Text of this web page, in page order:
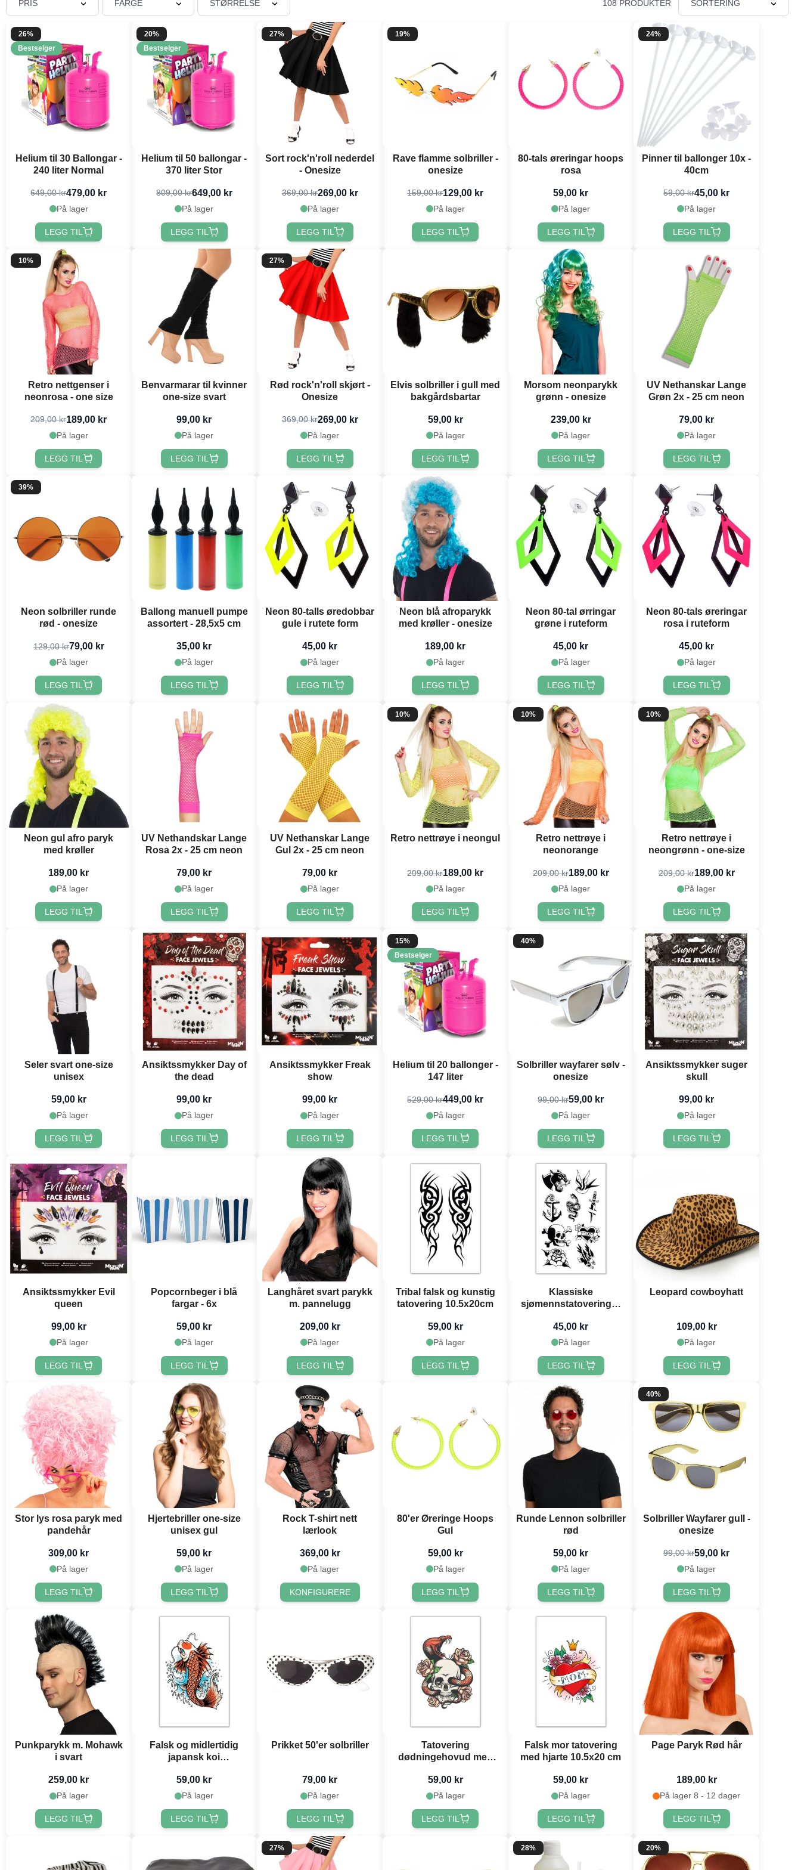
PRIS FARGE STØRRELSE 108 PRODUKTER SORTERING
26%
Bestselger
Helium til 30 Ballongar -
240 liter Normal
649,00 kr479,00 kr
På lager
LEGG TIL
20%
Bestselger
Helium til 50 ballongar -
370 liter Stor
809,00 kr649,00 kr
På lager
LEGG TIL
27%
Sort rock'n'roll nederdel
- Onesize
369,00 kr269,00 kr
På lager
LEGG TIL
19%
Rave flamme solbriller -
onesize
159,00 kr129,00 kr
På lager
LEGG TIL
80-tals øreringar hoops
rosa
59,00 kr
På lager
LEGG TIL
24%
Pinner til ballonger 10x -
40cm
59,00 kr45,00 kr
På lager
LEGG TIL
10%
Retro nettgenser i
neonrosa - one size
209,00 kr189,00 kr
På lager
LEGG TIL
Benvarmarar til kvinner
one-size svart
99,00 kr
På lager
LEGG TIL
27%
Rød rock'n'roll skjørt -
Onesize
369,00 kr269,00 kr
På lager
LEGG TIL
Elvis solbriller i gull med
bakgårdsbartar
59,00 kr
På lager
LEGG TIL
Morsom neonparykk
grønn - onesize
239,00 kr
På lager
LEGG TIL
UV Nethanskar Lange
Grøn 2x - 25 cm neon
79,00 kr
På lager
LEGG TIL
39%
Neon solbriller runde
rød - onesize
129,00 kr79,00 kr
På lager
LEGG TIL
Ballong manuell pumpe
assortert - 28,5x5 cm
35,00 kr
På lager
LEGG TIL
Neon 80-talls øredobbar
gule i rutete form
45,00 kr
På lager
LEGG TIL
Neon blå afroparykk
med krøller - onesize
189,00 kr
På lager
LEGG TIL
Neon 80-tal ørringar
grøne i ruteform
45,00 kr
På lager
LEGG TIL
Neon 80-tals øreringar
rosa i ruteform
45,00 kr
På lager
LEGG TIL
Neon gul afro paryk
med krøller
189,00 kr
På lager
LEGG TIL
UV Nethandskar Lange
Rosa 2x - 25 cm neon
79,00 kr
På lager
LEGG TIL
UV Nethanskar Lange
Gul 2x - 25 cm neon
79,00 kr
På lager
LEGG TIL
10%
Retro nettrøye i neongul
209,00 kr189,00 kr
På lager
LEGG TIL
10%
Retro nettrøye i
neonorange
209,00 kr189,00 kr
På lager
LEGG TIL
10%
Retro nettrøye i
neongrønn - one-size
209,00 kr189,00 kr
På lager
LEGG TIL
Seler svart one-size
unisex
59,00 kr
På lager
LEGG TIL
Ansiktssmykker Day of
the dead
99,00 kr
På lager
LEGG TIL
Ansiktssmykker Freak
show
99,00 kr
På lager
LEGG TIL
15%
Bestselger
Helium til 20 ballonger -
147 liter
529,00 kr449,00 kr
På lager
LEGG TIL
40%
Solbriller wayfarer sølv -
onesize
99,00 kr59,00 kr
På lager
LEGG TIL
Ansiktssmykker suger
skull
99,00 kr
På lager
LEGG TIL
Ansiktssmykker Evil
queen
99,00 kr
På lager
LEGG TIL
Popcornbeger i blå
fargar - 6x
59,00 kr
På lager
LEGG TIL
Langhåret svart parykk
m. pannelugg
209,00 kr
På lager
LEGG TIL
Tribal falsk og kunstig
tatovering 10.5x20cm
59,00 kr
På lager
LEGG TIL
Klassiske
sjømennstatoveringar
45,00 kr
På lager
LEGG TIL
Leopard cowboyhatt
109,00 kr
På lager
LEGG TIL
Stor lys rosa paryk med
pandehår
309,00 kr
På lager
LEGG TIL
Hjertebriller one-size
unisex gul
59,00 kr
På lager
LEGG TIL
Rock T-shirt nett
lærlook
369,00 kr
På lager
KONFIGURERE
80'er Øreringe Hoops
Gul
59,00 kr
På lager
LEGG TIL
Runde Lennon solbriller
rød
59,00 kr
På lager
LEGG TIL
40%
Solbriller Wayfarer gull -
onesize
99,00 kr59,00 kr
På lager
LEGG TIL
Punkparykk m. Mohawk
i svart
259,00 kr
På lager
LEGG TIL
Falsk og midlertidig
japansk koi
cm
59,00 kr
På lager
LEGG TIL
Prikket 50'er solbriller
79,00 kr
På lager
LEGG TIL
Tatovering
dødningehovud med
cm
59,00 kr
På lager
LEGG TIL
Falsk mor tatovering
med hjarte 10.5x20 cm
59,00 kr
På lager
LEGG TIL
Page Paryk Rød hår
189,00 kr
På lager 8 - 12 dager
LEGG TIL
27% 28% 20%